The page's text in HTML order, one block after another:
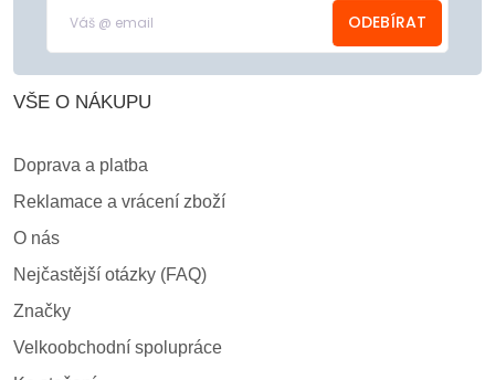
ODEBÍRAT
VŠE O NÁKUPU
Doprava a platba
Reklamace a vrácení zboží
O nás
Nejčastější otázky (FAQ)
Značky
Velkoobchodní spolupráce